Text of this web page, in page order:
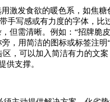
用激发食欲的暖色系，如焦
手写感或有力度的字体，比
，但需清晰。例如：“招牌脆
，用简洁的图标或标签注明
区，可以加入简洁有力的文
供支撑。